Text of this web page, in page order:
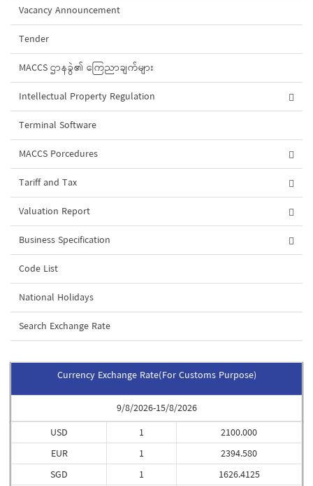
Vacancy Announcement
Tender
MACCS ဌာနခွဲ၏ ကြေညာချက်များ
Intellectual Property Regulation
Terminal Software
MACCS Porcedures
Tariff and Tax
Valuation Report
Business Specification
Code List
National Holidays
Search Exchange Rate
Currency Exchange Rate(For Customs Purpose)
9/8/2026-15/8/2026
USD
EUR
SGD
1
1
1
2100.000
2394.580
1626.4125